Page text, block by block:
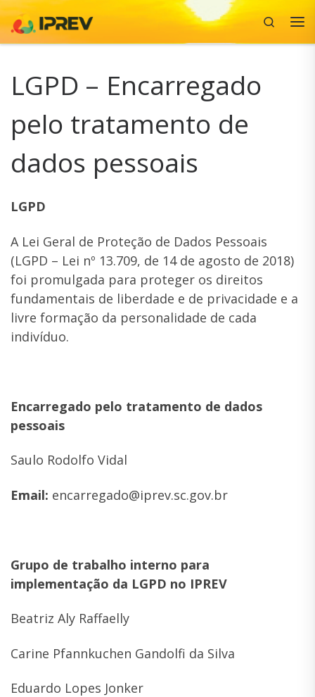
Skip to content
Search
LGPD – Encarregado
pelo tratamento de
dados pessoais
LGPD
A Lei Geral de Proteção de Dados Pessoais
(LGPD – Lei nº 13.709, de 14 de agosto de 2018)
foi promulgada para proteger os direitos
fundamentais de liberdade e de privacidade e a
livre formação da personalidade de cada
indivíduo.
Encarregado pelo tratamento de dados
pessoais
Saulo Rodolfo Vidal
Email: encarregado@iprev.sc.gov.br
Grupo de trabalho interno para
implementação da LGPD no IPREV
Beatriz Aly Raffaelly
Carine Pfannkuchen Gandolfi da Silva
Eduardo Lopes Jonker